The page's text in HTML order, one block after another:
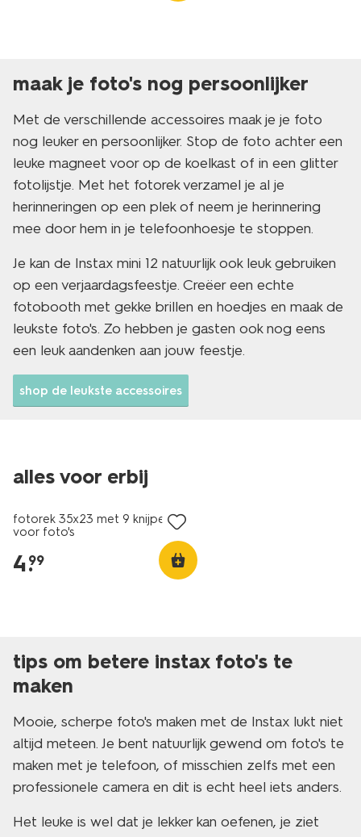
maak je foto's nog persoonlijker
Met de verschillende accessoires maak je je foto
nog leuker en persoonlijker. Stop de foto achter een
leuke magneet voor op de koelkast of in een glitter
fotolijstje. Met het fotorek verzamel je al je
herinneringen op een plek of neem je herinnering
mee door hem in je telefoonhoesje te stoppen.
Je kan de Instax mini 12 natuurlijk ook leuk gebruiken
op een verjaardagsfeestje. Creëer een echte
fotobooth met gekke brillen en hoedjes en maak de
leukste foto's. Zo hebben je gasten ook nog eens
een leuk aandenken aan jouw feestje.
shop de leukste accessoires
alles voor erbij
fotorek 35x23 met 9 knijpers
voor foto's
4.
99
tips om betere instax foto's te
maken
Mooie, scherpe foto's maken met de Instax lukt niet
altijd meteen. Je bent natuurlijk gewend om foto's te
maken met je telefoon, of misschien zelfs met een
professionele camera en dit is echt heel iets anders.
Het leuke is wel dat je lekker kan oefenen, je ziet